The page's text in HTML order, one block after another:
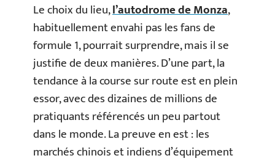
Le choix du lieu,l’autodrome de Monza,
habituellement envahi pas les fans de
formule 1, pourrait surprendre, mais il se
justifie de deux manières. D’une part, la
tendance à la course sur route est en plein
essor, avec des dizaines de millions de
pratiquants référencés un peu partout
dans le monde. La preuve en est : les
marchés chinois et indiens d’équipement